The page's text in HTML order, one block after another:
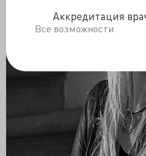
Аккредитация
Все возможности